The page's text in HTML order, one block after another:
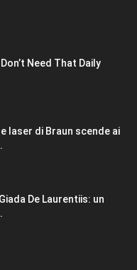
Need That Daily
laser di Braun scende ai
De Laurentiis: un